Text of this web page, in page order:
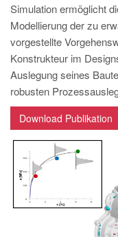
MAGMA Türkei
EN
TR
MAGMA China
EN
ZH
MAGMA Indien
MAGMA Korea
Simulation ermöglicht
Modellierung der zu
vorgestellte
Konstrukteur im
Auslegung seines
robusten
Download Publikation